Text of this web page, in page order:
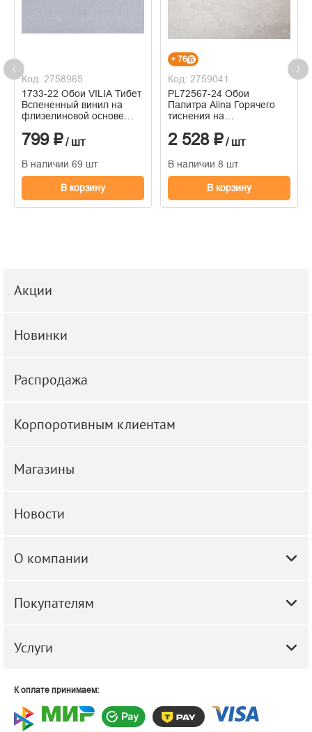
Код: 2758965
1733-22 Обои VILIA Тибет
Вспененный винил на
флизелиновой основе
799 ₽/ шт
В наличии 69 шт
В корзину
+ 76
Код: 2759041
PL72567-24 Обои
Палитра Alina Горячего
тиснения на
1.06м x 10.05
2 528 ₽/ шт
В наличии 8 шт
В корзину
Акции
Новинки
Распродажа
Корпоротивным клиентам
Магазины
Новости
О компании
Покупателям
Услуги
К оплате принимаем: